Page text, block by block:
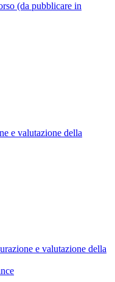
(da pubblicare in
e valutazione della
e valutazione della